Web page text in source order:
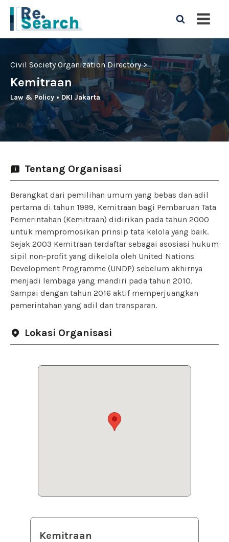
Civil Society Organization Directory >
Kemitraan
Law & Policy • DKI Jakarta
Tentang Organisasi
Berangkat dari pemilihan umum yang bebas dan adil
pertama di tahun 1999, Kemitraan bagi Pembaruan Tata
Pemerintahan (Kemitraan) didirikan pada tahun 2000
untuk mempromosikan prinsip tata kelola yang baik.
Sejak 2003 Kemitraan terdaftar sebagai asosiasi hukum
sipil non-profit yang dikelola oleh United Nations
Development Programme (UNDP) sebelum akhirnya
menjadi lembaga yang mandiri pada tahun 2010.
Sampai dengan tahun 2016 aktif memperjuangkan
pemerintahan yang adil dan transparan.
Lokasi Organisasi
Kemitraan